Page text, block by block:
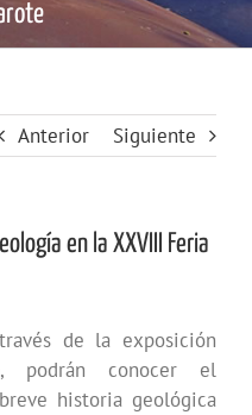
Anterior Siguiente
en la XXVIII Feria
de la exposición
podrán conocer el
historia geológica